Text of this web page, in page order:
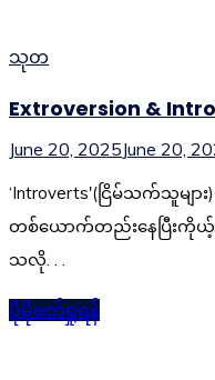
သုတ
Extroversion &
June 20, 2025June 20,
‘Introverts'(ငြိမ်သက်သူမ
တစ်ယောက်တည်းနေပြီးကို
သလို. . .
ပိုမိုဖတ်ရှုရန်